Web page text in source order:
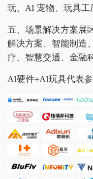
玩、AI 宠物、玩具工
五、场景解决方案展
解决方案、智能制造
疗、智慧交通、金融
AI硬件+AI玩具代表